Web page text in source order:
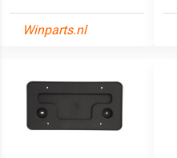
Winparts.nl